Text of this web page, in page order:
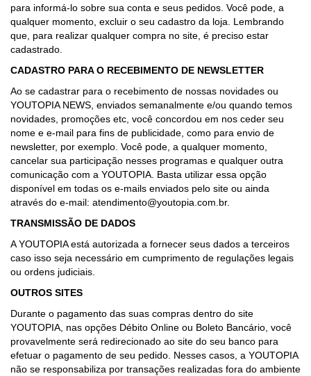
para informá-lo sobre sua conta e seus pedidos. Você pode, a
qualquer momento, excluir o seu cadastro da loja. Lembrando
que, para realizar qualquer compra no site, é preciso estar
cadastrado.
CADASTRO PARA O RECEBIMENTO DE NEWSLETTER
Ao se cadastrar para o recebimento de nossas novidades ou
YOUTOPIA NEWS, enviados semanalmente e/ou quando temos
novidades, promoções etc, você concordou em nos ceder seu
nome e e-mail para fins de publicidade, como para envio de
newsletter, por exemplo. Você pode, a qualquer momento,
cancelar sua participação nesses programas e qualquer outra
comunicação com a YOUTOPIA. Basta utilizar essa opção
disponível em todas os e-mails enviados pelo site ou ainda
através do e-mail: atendimento@youtopia.com.br.
TRANSMISSÃO DE DADOS
A YOUTOPIA está autorizada a fornecer seus dados a terceiros
caso isso seja necessário em cumprimento de regulações legais
ou ordens judiciais.
OUTROS SITES
Durante o pagamento das suas compras dentro do site
YOUTOPIA, nas opções Débito Online ou Boleto Bancário, você
provavelmente será redirecionado ao site do seu banco para
efetuar o pagamento de seu pedido. Nesses casos, a YOUTOPIA
não se responsabiliza por transações realizadas fora do ambiente